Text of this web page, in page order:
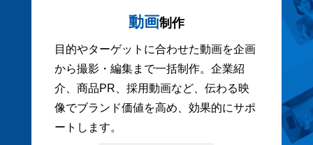
動画制作
目的やターゲットに合わせた動画を企画
から撮影・編集まで一括制作。企業紹
介、商品PR、採用動画など、伝わる映
像でブランド価値を高め、効果的にサポ
ートします。